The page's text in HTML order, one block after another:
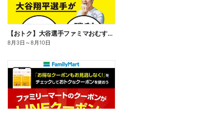
【おトク】大谷選手ファミマおむすび割
8月3日 ～8月10日